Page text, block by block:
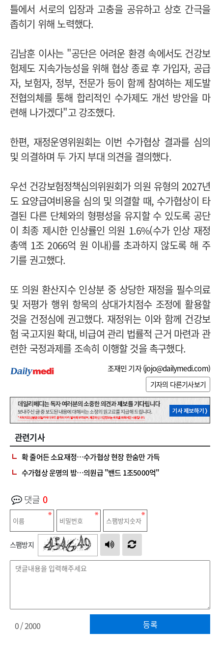
틀에서 서로의 입장과 고충을 공유하고 상호 간극을
좁히기 위해 노력했다.
김남훈 이사는 "공단은 어려운 환경 속에서도 건강보
험제도 지속가능성을 위해 협상 종료 후 가입자, 공급
자, 보험자, 정부, 전문가 등이 함께 참여하는 제도발
전협의체를 통해 합리적인 수가제도 개선 방안을 마
련해 나가겠다"고 강조했다.
한편, 재정운영위원회는 이번 수가협상 결과를 심의
및 의결하며 두 가지 부대 의견을 결의했다.
우선 건강보험정책심의위원회가 의원 유형의 2027년
도 요양급여비용을 심의 및 의결할 때, 수가협상이 타
결된 다른 단체와의 형평성을 유지할 수 있도록 공단
이 최종 제시한 인상률인 의원 1.6%(수가 인상 재정
총액 1조 2066억 원 이내)를 초과하지 않도록 해 주
기를 권고했다.
또 의원 환산지수 인상분 중 상당한 재정을 필수의료
및 저평가 행위 항목의 상대가치점수 조정에 활용할
것을 건정심에 권고했다. 재정위는 이와 함께 건강보
험 국고지원 확대, 비급여 관리 법률적 근거 마련과 관
련한 국정과제를 조속히 이행할 것을 촉구했다.
조재민 기자 (jojo@dailymedi.com)
기자의 다른기사보기
관련기사
확 줄어든 소요재정…수가협상 현장 한숨만 가득
수가협상 운명의 밤…의원급 "밴드 1조5000억"
댓글 0
스팸방지
등록
0/ 2000